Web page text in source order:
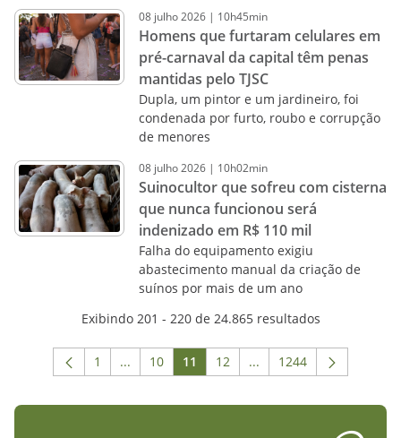
08 julho2026 | 10h45min
Homens que furtaram celulares em
pré-carnaval da capital têm penas
mantidas pelo TJSC
Dupla, um pintor e um jardineiro, foi
condenada por furto, roubo e corrupção
de menores
08 julho2026 | 10h02min
Suinocultor que sofreu com cisterna
que nunca funcionou será
indenizado em R$ 110 mil
Falha do equipamento exigiu
abastecimento manual da criação de
suínos por mais de um ano
Exibindo 201 - 220 de 24.865 resultados
Página
1 ...Páginas intermediárias Usar ABA para
Página
10 Página
11 Página
12 ...Páginas intermediárias
Página
1244